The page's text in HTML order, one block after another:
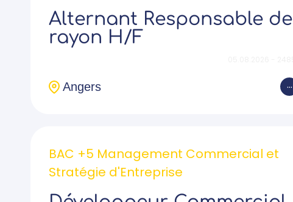
Alternant Responsable de
rayon H/F
Angers ...
BAC +5 Management Commercial et
Stratégie d'Entreprise